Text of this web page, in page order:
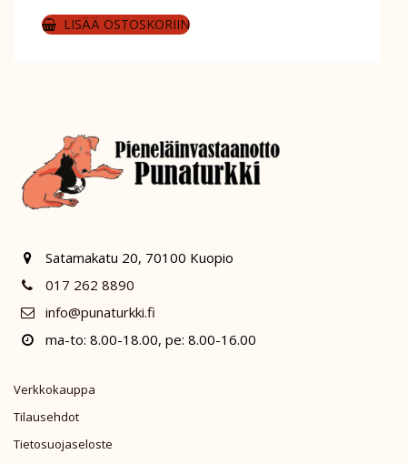
LISÄÄ OSTOSKORIIN
Satamakatu 20, 70100 Kuopio
017 262 8890
info@punaturkki.fi
ma-to: 8.00-18.00, pe: 8.00-16.00
Verkkokauppa
Tilausehdot
Tietosuojaseloste